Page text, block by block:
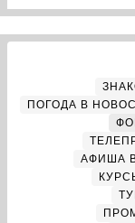
ПОГОДА В
АФИША